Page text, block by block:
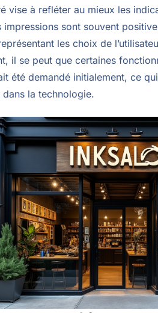
vise à refléter au mieux les
impressions sont souvent
les choix de
il se peut que certaines
été demandé initialement, ce
dans la technologie.